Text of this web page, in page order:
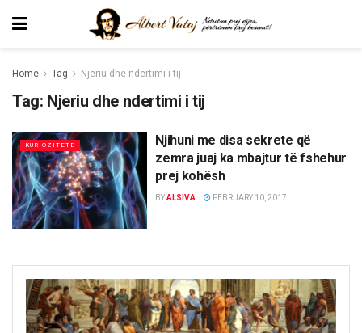
Home Tag Njeriu dhe ndertimi i tij
Tag: Njeriu dhe ndertimi i tij
KURIOZITETE
Njihuni me disa sekrete që
zemra juaj ka mbajtur të fshehur
prej kohësh
BYALSIVA FEBRUARY 10, 2017